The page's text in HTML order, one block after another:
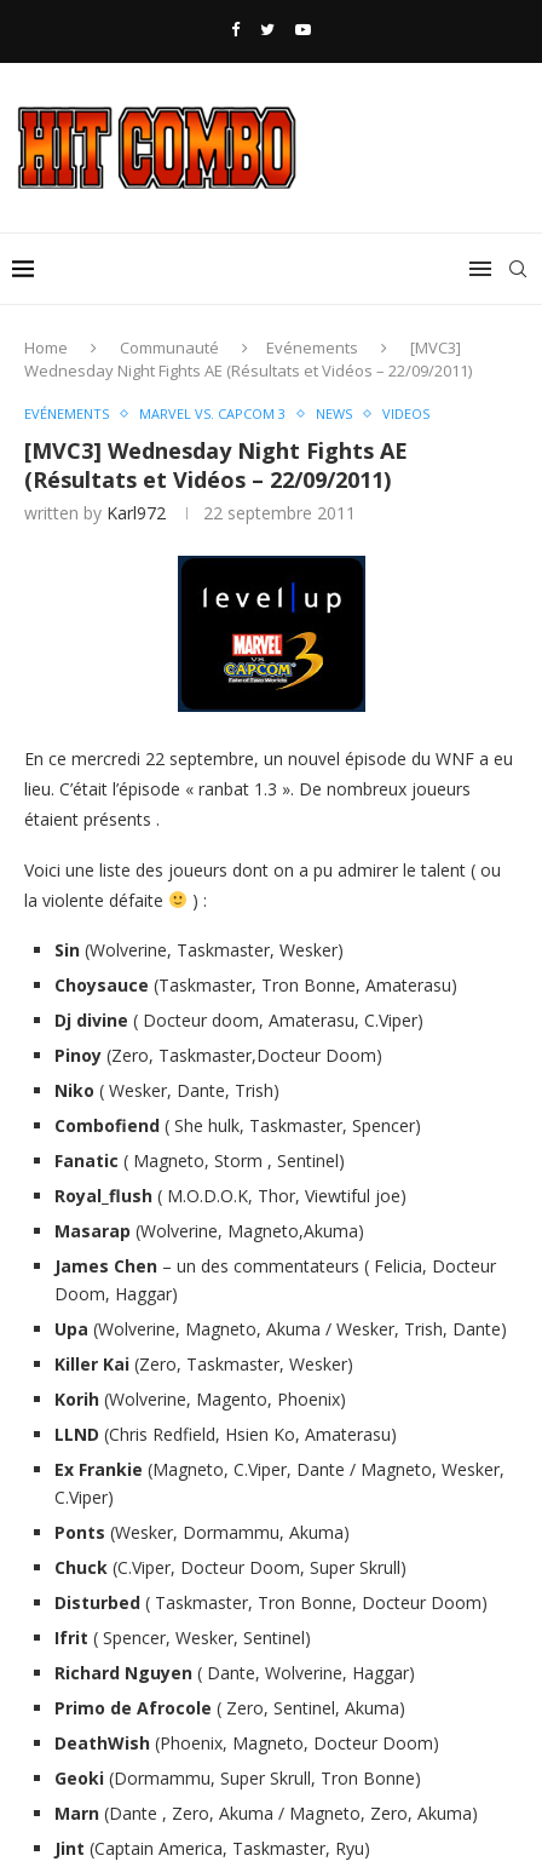
Home Communauté Evénements
[MVC3]
Wednesday Night Fights AE (Résultats et Vidéos – 22/09/2011)
EVÉNEMENTS MARVEL VS. CAPCOM 3 NEWS VIDEOS
[MVC3] Wednesday Night Fights AE
(Résultats et Vidéos – 22/09/2011)
written by Karl972 22 septembre 2011
En ce mercredi 22 septembre, un nouvel épisode du WNF a eu
lieu. C’était l’épisode « ranbat 1.3 ». De nombreux joueurs
étaient présents .
Voici une liste des joueurs dont on a pu admirer le talent ( ou
la violente défaite
) :
Sin (Wolverine, Taskmaster, Wesker)
Choysauce (Taskmaster, Tron Bonne, Amaterasu)
Dj divine ( Docteur doom, Amaterasu, C.Viper)
Pinoy (Zero, Taskmaster,Docteur Doom)
Niko ( Wesker, Dante, Trish)
Combofiend ( She hulk, Taskmaster, Spencer)
Fanatic ( Magneto, Storm , Sentinel)
Royal_flush ( M.O.D.O.K, Thor, Viewtiful joe)
Masarap (Wolverine, Magneto,Akuma)
James Chen – un des commentateurs ( Felicia, Docteur
Doom, Haggar)
Upa (Wolverine, Magneto, Akuma / Wesker, Trish, Dante)
Killer Kai (Zero, Taskmaster, Wesker)
Korih (Wolverine, Magento, Phoenix)
LLND (Chris Redfield, Hsien Ko, Amaterasu)
Ex Frankie (Magneto, C.Viper, Dante / Magneto, Wesker,
C.Viper)
Ponts (Wesker, Dormammu, Akuma)
Chuck (C.Viper, Docteur Doom, Super Skrull)
Disturbed ( Taskmaster, Tron Bonne, Docteur Doom)
Ifrit ( Spencer, Wesker, Sentinel)
Richard Nguyen ( Dante, Wolverine, Haggar)
Primo de Afrocole ( Zero, Sentinel, Akuma)
DeathWish (Phoenix, Magneto, Docteur Doom)
Geoki (Dormammu, Super Skrull, Tron Bonne)
Marn (Dante , Zero, Akuma / Magneto, Zero, Akuma)
Jint (Captain America, Taskmaster, Ryu)